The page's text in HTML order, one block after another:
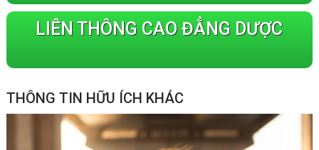
LIÊN THÔNG CAO ĐẲNG DƯỢC
THÔNG TIN HỮU ÍCH KHÁC